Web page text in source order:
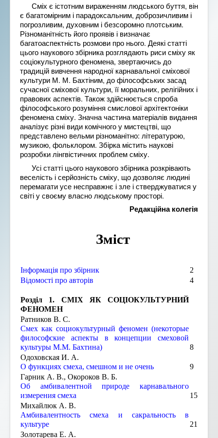
Сміх є істотним вираженням людського буття, він
є багатомірним і парадоксальним, доброзичливим і
погрозливим, духовним і безсоромно плотським.
Різноманітність його проявів і визначає
багатоаспектність розмови про нього. Деякі статті
цього наукового збірника розглядають риси сміху як
соціокультурного феномена, звертаючись до
традицій вивчення народної карнавальної сміхової
культури М. М. Бахтіним, до філософських засад
сучасної сміхової культури, її моральних, релігійних і
правових аспектів. Також здійснюється спроба
філософського розуміння смислової архітектоніки
феномена сміху. Значна частина матеріалів видання
аналізує різні види комічного у мистецтві, що
представлено вельми різноманітно: літературою,
музикою, фольклором. Збірка містить наукові
розробки лінгвістичних проблем сміху.
Усі статті цього наукового збірника розкрівають
веселість і серйозність сміху, що дозволяє людині
перемагати усе несправжнє і зле і стверджуватися у
світі у своєму власно людському просторі.
Редакційна колегія
Зміст
Інформація про збірник
2
Відомості про авторів
4
Розділ 1. СМІХ ЯК СОЦІОКУЛЬТУРНИЙ
ФЕНОМЕН
Ратников В. С.
Смех как социокультурный феномен (некоторые
философские аспекты в концепции смеховой
культуры М.М. Бахтина)
8
Одоховская И. А.
О функциях смеха, смешном и не очень
9
Гарник А. В., Окороков В. Б.
Об амбивалентной природе карнавального
измерения смеха
15
Михайлюк А. В.
Амбивалентность смеха и сакральность в
культуре
21
Золотарева Е. А.